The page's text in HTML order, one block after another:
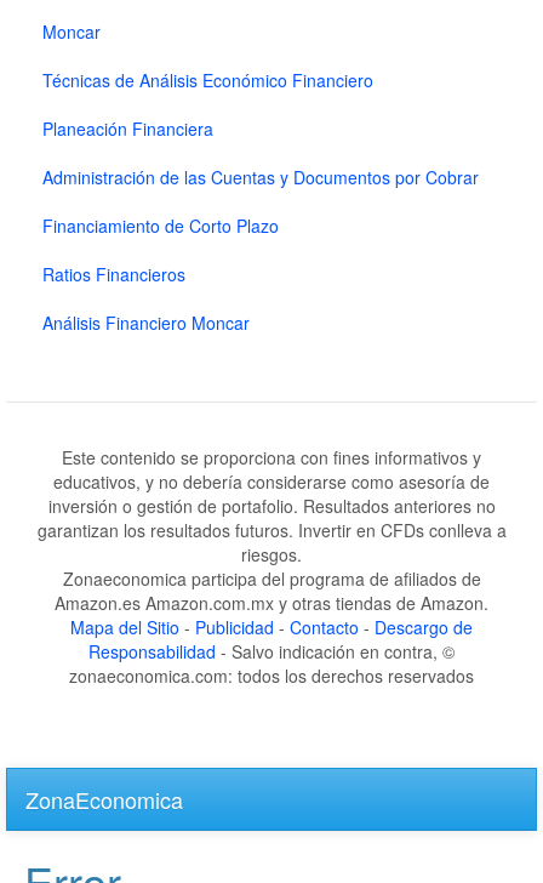
Moncar
Técnicas de Análisis Económico Financiero
Planeación Financiera
Administración de las Cuentas y Documentos por Cobrar
Financiamiento de Corto Plazo
Ratios Financieros
Análisis Financiero Moncar
Este contenido se proporciona con fines informativos y
educativos, y no debería considerarse como asesoría de
inversión o gestión de portafolio. Resultados anteriores no
garantizan los resultados futuros. Invertir en CFDs conlleva a
riesgos.
Zonaeconomica participa del programa de afiliados de
Amazon.es Amazon.com.mx y otras tiendas de Amazon.
Mapa del Sitio - Publicidad - Contacto - Descargo de
Responsabilidad - Salvo indicación en contra, ©
zonaeconomica.com: todos los derechos reservados
main
content
ZonaEconomica